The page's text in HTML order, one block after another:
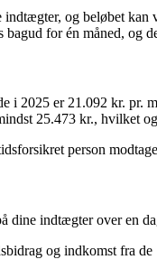
indtægter, og beløbet
bagud for én måned, og
i 2025 er 21.092 kr. pr.
25.473 kr., hvilket
person
dine indtægter over en
og indkomst fra